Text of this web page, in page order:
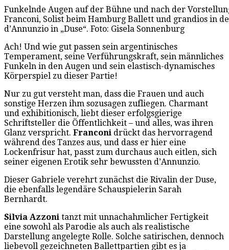
Funkelnde Augen auf der Bühne und nach der
Franconi, Solist beim Hamburg Ballett und grandios in
d’Annunzio in „Duse“. Foto: Gisela Sonnenburg
Ach! Und wie gut passen sein argentinisches
Temperament, seine Verführungskraft, sein männliches
Funkeln in den Augen und sein elastisch-dynamisches
Körperspiel zu dieser Partie!
Nur zu gut versteht man, dass die Frauen und auch
sonstige Herzen ihm sozusagen zufliegen. Charmant
und exhibitionisch, liebt dieser erfolgsgierige
Schriftsteller die Öffentlichkeit – und alles, was ihren
Glanz verspricht. Franconi drückt das hervorragend
während des Tanzes aus, und dass er hier eine
Lockenfrisur hat, passt zum durchaus auch eitlen, sich
seiner eigenen Erotik sehr bewussten d’Annunzio.
Dieser Gabriele verehrt zunächst die Rivalin der Duse,
die ebenfalls legendäre Schauspielerin Sarah
Bernhardt.
Silvia Azzoni tanzt mit unnachahmlicher Fertigkeit
eine sowohl als Parodie als auch als realistische
Darstellung angelegte Rolle. Solche satirischen, dennoch
liebevoll gezeichneten Ballettpartien gibt es ja